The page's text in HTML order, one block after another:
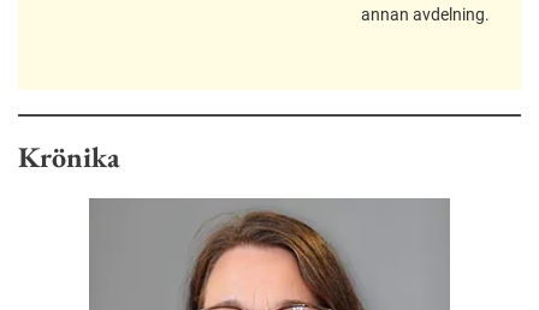
annan avdelning.
Krönika